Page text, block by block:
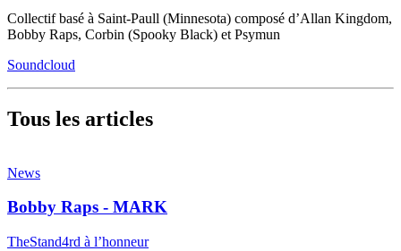
Collectif basé à Saint-Paull (Minnesota) composé d’Allan Kingdom,
Bobby Raps, Corbin (Spooky Black) et Psymun
Soundcloud
Tous les articles
News
Bobby Raps - MARK
TheStand4rd à l’honneur